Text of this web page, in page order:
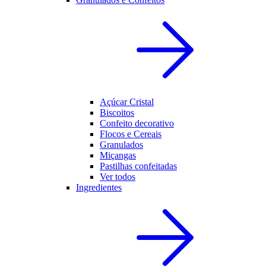
Açúcar Cristal
Biscoitos
Confeito decorativo
Flocos e Cereais
Granulados
Miçangas
Pastilhas confeitadas
Ver todos
Ingredientes